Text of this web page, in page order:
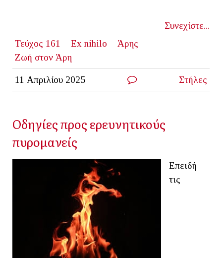
Συνεχίστε...
Τεύχος 161
Ex nihilo
Άρης
Ζωή στον Άρη
11 Απριλίου 2025 Στήλες
Οδηγίες προς ερευνητικούς
πυρομανείς
Επειδή
τις